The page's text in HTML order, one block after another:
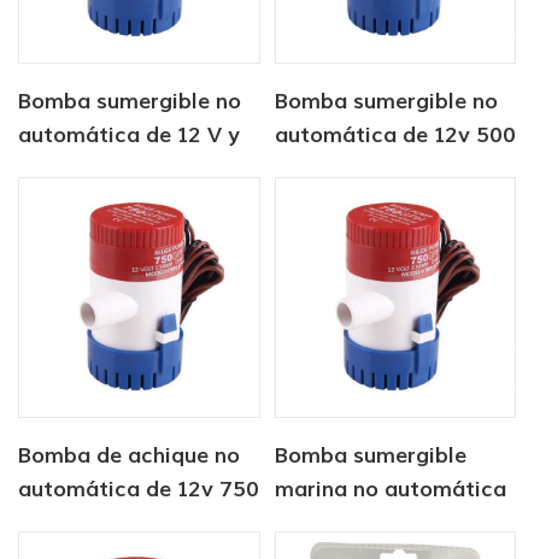
Bomba sumergible no
automática de 12 V y
Bomba sumergible no
automática de 12v 500
Bomba de achique no
automática de 12v 750
Bomba sumergible
marina no automática